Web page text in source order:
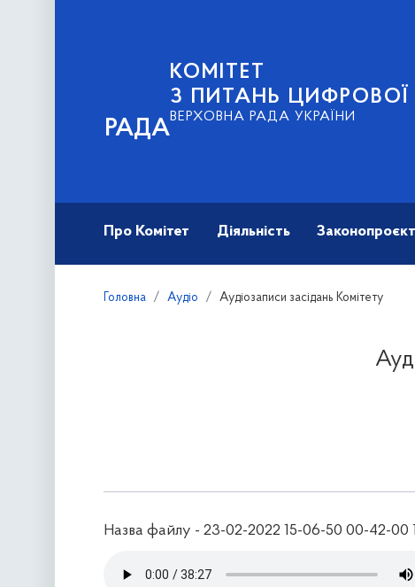
РАДА
КОМІТЕТ
З ПИТАНЬ ЦИФРОВОЇ
ВЕРХОВНА РАДА УКРАЇНИ
Про Комітет Діяльність
Головна Аудіо Аудіозаписи засідань Комітету
Назва файлу - 23-02-2022 15-06-50 00-42-00